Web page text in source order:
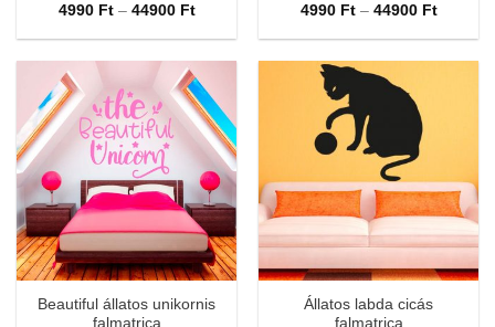
4990 Ft – 44900 FtÁrtartomány:
-
4990 Ft – 44900 Ft
-
Beautiful állatos unikornis
falmatrica
Állatos labda cicás
falmatrica